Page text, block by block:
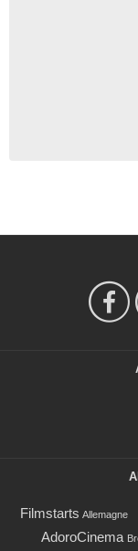
Filmstarts Allemagne
AdoroCinema